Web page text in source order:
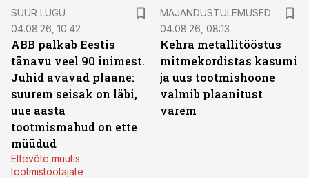
SUUR LUGU
04.08.26, 10:42
ABB palkab Eestis
tänavu veel 90 inimest.
Juhid avavad plaane:
suurem seisak on läbi,
uue aasta
tootmismahud on ette
müüdud
Ettevõte muutis
tootmistöötajate
MAJANDUSTULEMUSED
04.08.26, 08:13
Kehra metallitööstus
mitmekordistas kasumi
ja uus tootmishoone
valmib plaanitust
varem